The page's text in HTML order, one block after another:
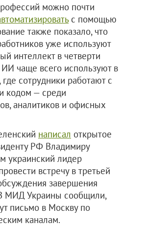
можно почти
с помощью
также показало, что
уже используют
интеллект в четверти
ИИ чаще всего используют в
сотрудники работают с
кодом — среди
аналитиков и офисных
написал открытое
РФ Владимиру
украинский лидер
встречу в третьей
завершения
МИД Украины сообщили,
письмо в Москву по
каналам.